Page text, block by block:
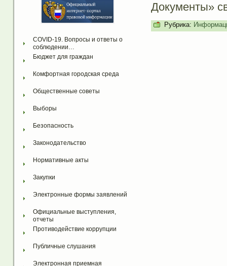
COVID-19. Вопросы и ответы о
соблюдении…
Бюджет для граждан
Комфортная городская среда
Общественные советы
Выборы
Безопасность
Законодательство
Нормативные акты
Закупки
Электронные формы заявлений
Официальные выступления,
отчеты
Противодействие коррупции
Публичные слушания
Электронная приемная
Документы»
Рубрика: